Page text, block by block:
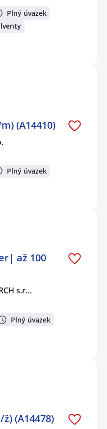
Plný úvazek
(A14410)
Plný úvazek
až 100
s.r…
Plný úvazek
(A14478)